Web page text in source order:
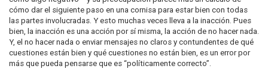
cómo dar el siguiente paso en una cornisa para estar bien con todas
las partes involucradas. Y esto muchas veces lleva a la inacción. Pues
bien, la inacción es una acción por sí misma, la acción de no hacer nada.
Y, el no hacer nada o enviar mensajes no claros y contundentes de qué
cuestiones están bien y qué cuestiones no están bien, es un error por
más que pueda pensarse que es “políticamente correcto”.